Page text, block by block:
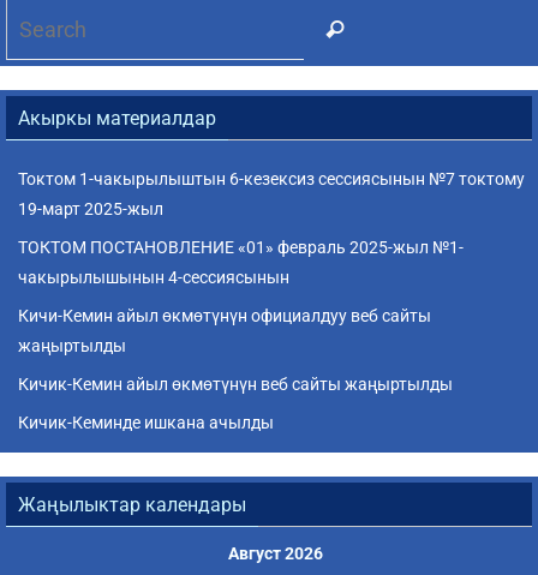
Акыркы материалдар
Токтом 1-чакырылыштын 6-кезексиз сессиясынын №7 токтому
19-март 2025-жыл
ТОКТОМ ПОСТАНОВЛЕНИЕ «01» февраль 2025-жыл №1-
чакырылышынын 4-сессиясынын
Кичи-Кемин айыл өкмөтүнүн официалдуу веб сайты
жаңыртылды
Кичик-Кемин айыл өкмөтүнүн веб сайты жаңыртылды
Кичик-Кеминде ишкана ачылды
Жаңылыктар календары
Август 2026